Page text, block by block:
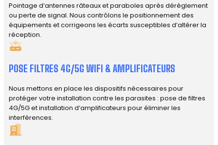
Pointage d’antennes râteaux et paraboles après dérèglement
ou perte de signal. Nous contrôlons le positionnement des
équipements et corrigeons les écarts susceptibles d’altérer la
réception.
POSE FILTRES 4G/5G WIFI & AMPLIFICATEURS
Nous mettons en place les dispositifs nécessaires pour
protéger votre installation contre les parasites : pose de filtres
4G/5G et installation d’amplificateurs pour éliminer les
interférences.